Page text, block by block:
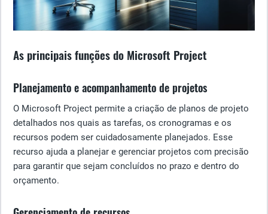
As principais funções do Microsoft Project
Planejamento e acompanhamento de projetos
O Microsoft Project permite a criação de planos de projeto
detalhados nos quais as tarefas, os cronogramas e os
recursos podem ser cuidadosamente planejados. Esse
recurso ajuda a planejar e gerenciar projetos com precisão
para garantir que sejam concluídos no prazo e dentro do
orçamento.